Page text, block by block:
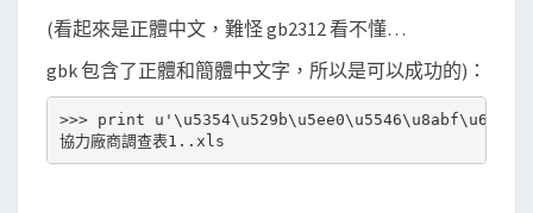
(看起來是正體中文，難怪 gb2312 看不懂…
gbk 包含了正體和簡體中文字，所以是可以成功的)：
>>> print